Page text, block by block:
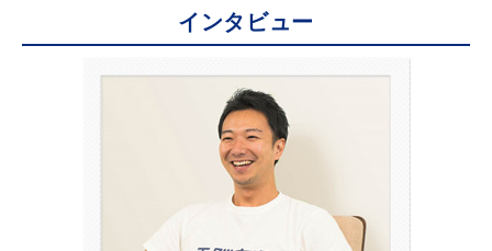
インタビュー